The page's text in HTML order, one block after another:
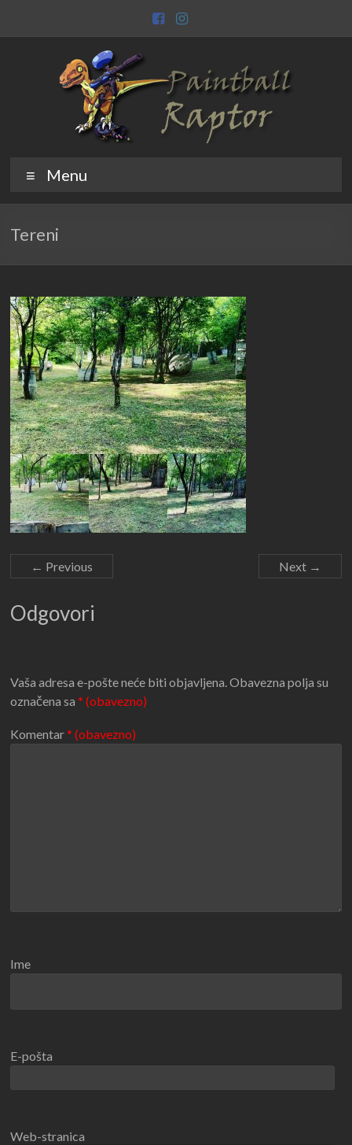
content
Paintball
Raptor
Menu
Tereni
← Previous Next →
Odgovori
Vaša adresa e-pošte neće biti objavljena.Obavezna polja su
označena sa* (obavezno)
Komentar* (obavezno)
Ime
E-pošta
Web-stranica